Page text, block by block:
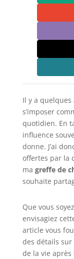
Il y a quelques
s’imposer
quotidien. En
influence
donne. J’ai
offertes par la
ma greffe de
souhaite
Que vous
envisagiez
article vous
des détails
de la vie après